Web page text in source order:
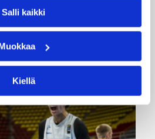
Salli kaikki
Kiellä
tiukoissa
jäi tällä kertaa ilman